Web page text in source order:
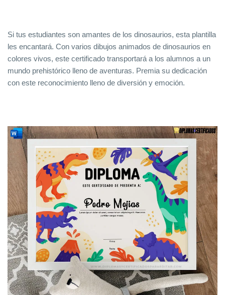
Si tus estudiantes son amantes de los dinosaurios, esta plantilla
les encantará. Con varios dibujos animados de dinosaurios en
colores vivos, este certificado transportará a los alumnos a un
mundo prehistórico lleno de aventuras. Premia su dedicación
con este reconocimiento lleno de diversión y emoción.